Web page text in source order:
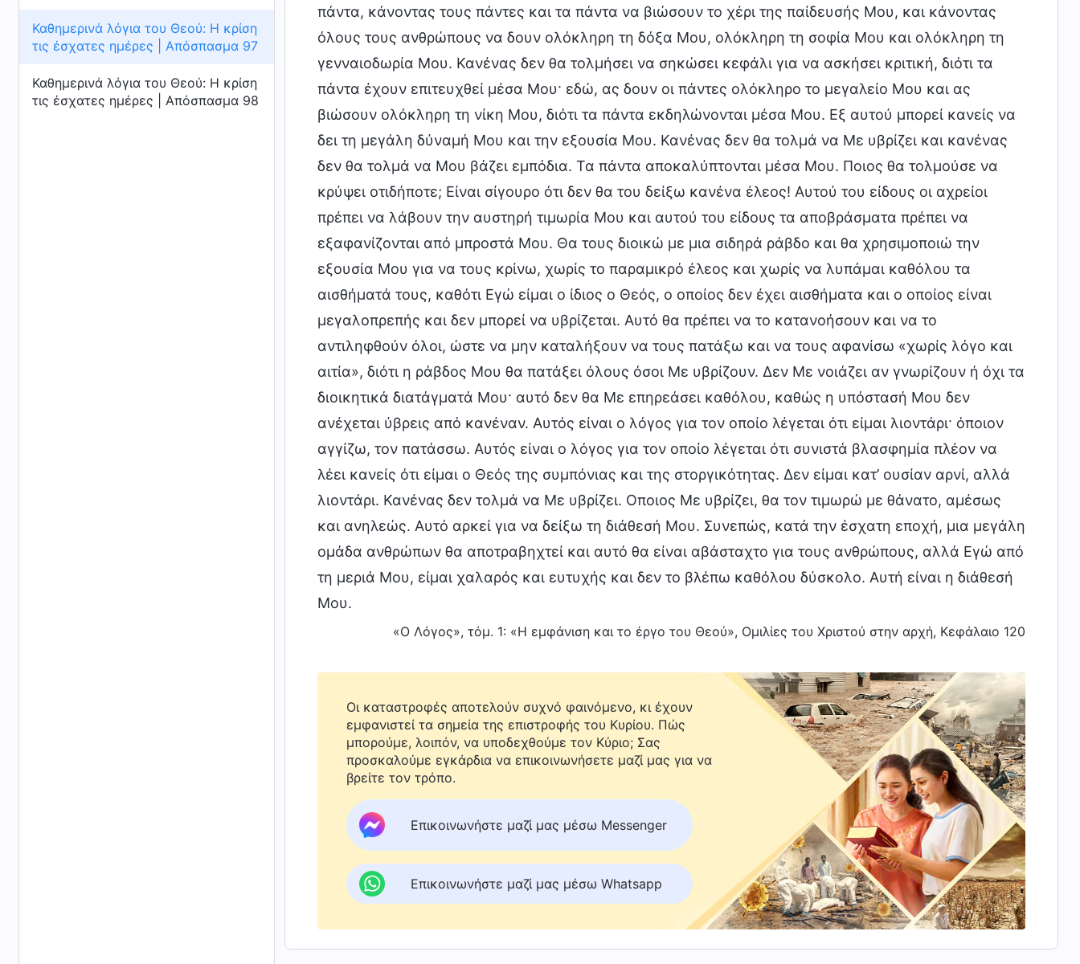
Καθημερινά λόγια του Θεού: Η κρίση
τις έσχατες ημέρες | Απόσπασμα 97
Καθημερινά λόγια του Θεού: Η κρίση
τις έσχατες ημέρες | Απόσπασμα 98
πάντα, κάνοντας τους πάντες και τα πάντα να βιώσουν το χέρι της παίδευσής Μου, και κάνοντας
όλους τους ανθρώπους να δουν ολόκληρη τη δόξα Μου, ολόκληρη τη σοφία Μου και ολόκληρη τη
γενναιοδωρία Μου. Κανένας δεν θα τολμήσει να σηκώσει κεφάλι για να ασκήσει κριτική, διότι τα
πάντα έχουν επιτευχθεί μέσα Μου· εδώ, ας δουν οι πάντες ολόκληρο το μεγαλείο Μου και ας
βιώσουν ολόκληρη τη νίκη Μου, διότι τα πάντα εκδηλώνονται μέσα Μου. Εξ αυτού μπορεί κανείς να
δει τη μεγάλη δύναμή Μου και την εξουσία Μου. Κανένας δεν θα τολμά να Με υβρίζει και κανένας
δεν θα τολμά να Μου βάζει εμπόδια. Τα πάντα αποκαλύπτονται μέσα Μου. Ποιος θα τολμούσε να
κρύψει οτιδήποτε; Είναι σίγουρο ότι δεν θα του δείξω κανένα έλεος! Αυτού του είδους οι αχρείοι
πρέπει να λάβουν την αυστηρή τιμωρία Μου και αυτού του είδους τα αποβράσματα πρέπει να
εξαφανίζονται από μπροστά Μου. Θα τους διοικώ με μια σιδηρά ράβδο και θα χρησιμοποιώ την
εξουσία Μου για να τους κρίνω, χωρίς το παραμικρό έλεος και χωρίς να λυπάμαι καθόλου τα
αισθήματά τους, καθότι Εγώ είμαι ο ίδιος ο Θεός, ο οποίος δεν έχει αισθήματα και ο οποίος είναι
μεγαλοπρεπής και δεν μπορεί να υβρίζεται. Αυτό θα πρέπει να το κατανοήσουν και να το
αντιληφθούν όλοι, ώστε να μην καταλήξουν να τους πατάξω και να τους αφανίσω «χωρίς λόγο και
αιτία», διότι η ράβδος Μου θα πατάξει όλους όσοι Με υβρίζουν. Δεν Με νοιάζει αν γνωρίζουν ή όχι τα
διοικητικά διατάγματά Μου· αυτό δεν θα Με επηρεάσει καθόλου, καθώς η υπόστασή Μου δεν
ανέχεται ύβρεις από κανέναν. Αυτός είναι ο λόγος για τον οποίο λέγεται ότι είμαι λιοντάρι· όποιον
αγγίζω, τον πατάσσω. Αυτός είναι ο λόγος για τον οποίο λέγεται ότι συνιστά βλασφημία πλέον να
λέει κανείς ότι είμαι ο Θεός της συμπόνιας και της στοργικότητας. Δεν είμαι κατ’ ουσίαν αρνί, αλλά
λιοντάρι. Κανένας δεν τολμά να Με υβρίζει. Οποιος Με υβρίζει, θα τον τιμωρώ με θάνατο, αμέσως
και ανηλεώς. Αυτό αρκεί για να δείξω τη διάθεσή Μου. Συνεπώς, κατά την έσχατη εποχή, μια μεγάλη
ομάδα ανθρώπων θα αποτραβηχτεί και αυτό θα είναι αβάσταχτο για τους ανθρώπους, αλλά Εγώ από
τη μεριά Μου, είμαι χαλαρός και ευτυχής και δεν το βλέπω καθόλου δύσκολο. Αυτή είναι η διάθεσή
Μου.
«Ο Λόγος», τόμ. 1: «Η εμφάνιση και το έργο του Θεού», Ομιλίες του Χριστού στην αρχή, Κεφάλαιο 120
Οι καταστροφές αποτελούν συχνό φαινόμενο, κι έχουν
εμφανιστεί τα σημεία της επιστροφής του Κυρίου. Πώς
μπορούμε, λοιπόν, να υποδεχθούμε τον Κύριο; Σας
προσκαλούμε εγκάρδια να επικοινωνήσετε μαζί μας για να
βρείτε τον τρόπο.
Επικοινωνήστε μαζί μας μέσω Messenger
Επικοινωνήστε μαζί μας μέσω Whatsapp